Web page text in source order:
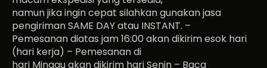
namun jika ingin cepat silahkan gunakan jasa
pengiriman SAME DAY atau INSTANT. –
Pemesanan diatas jam 16:00 akan dikirim esok hari
(hari kerja) – Pemesanan di
hari Minggu akan dikirim hari Senin – Baca